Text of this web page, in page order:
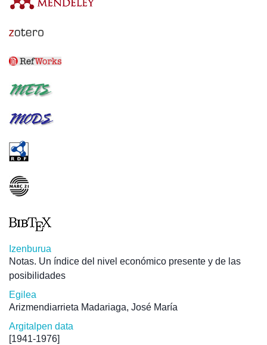
Izenburua
Notas. Un índice del nivel económico presente y de las
posibilidades
Egilea
Arizmendiarrieta Madariaga, José María
Argitalpen data
[1941-1976]